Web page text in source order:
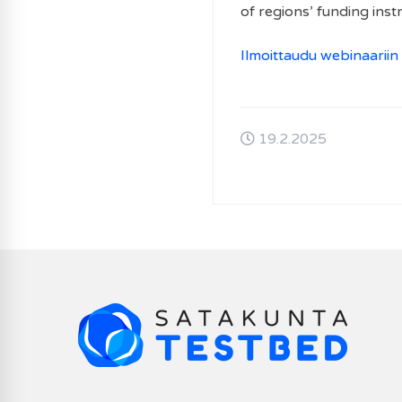
of regions’ funding
Ilmoittaudu webinaariin
19.2.2025